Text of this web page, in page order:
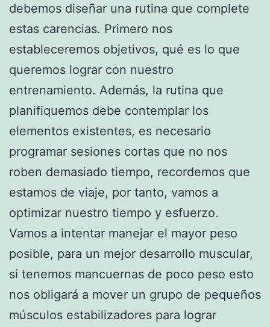
debemos diseñar una rutina que complete
estas carencias. Primero nos
estableceremos objetivos, qué es lo que
queremos lograr con nuestro
entrenamiento. Además, la rutina que
planifiquemos debe contemplar los
elementos existentes, es necesario
programar sesiones cortas que no nos
roben demasiado tiempo, recordemos que
estamos de viaje, por tanto, vamos a
optimizar nuestro tiempo y esfuerzo.
Vamos a intentar manejar el mayor peso
posible, para un mejor desarrollo muscular,
si tenemos mancuernas de poco peso esto
nos obligará a mover un grupo de pequeños
músculos estabilizadores para lograr